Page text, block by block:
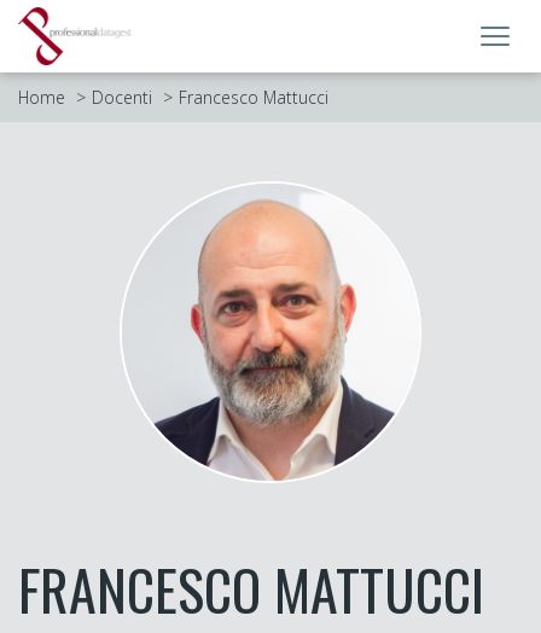
Home Docenti Francesco Mattucci
FRANCESCO MATTUCCI